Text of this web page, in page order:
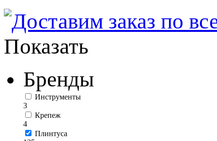
Показать
Бренды
Инструменты
3
Крепеж
4
Плинтуса